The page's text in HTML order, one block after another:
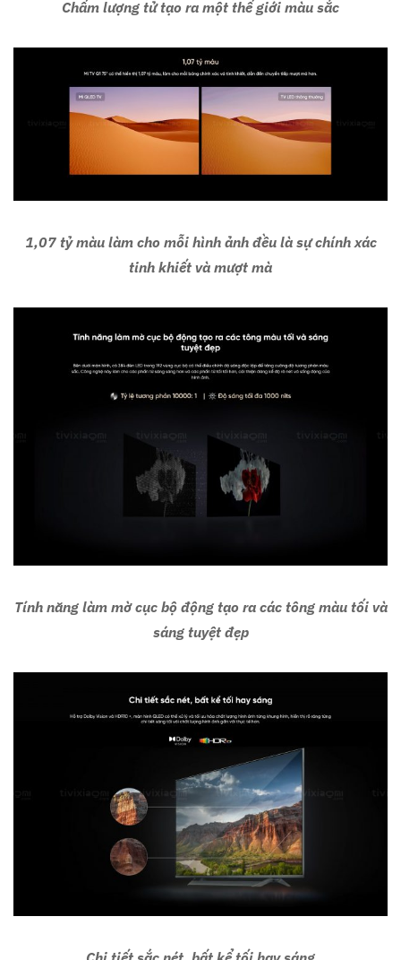
Chấm lượng tử tạo ra một thế giới màu sắc
1,07 tỷ màu làm cho mỗi hình ảnh đều là sự chính xác
tinh khiết và mượt mà
Tính năng làm mờ cục bộ động tạo ra các tông màu tối và
sáng tuyệt đẹp